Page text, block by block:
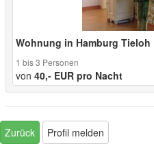
Wohnung in Hamburg Tieloh
1 bis 3 Personen
von 40,- EUR pro Nacht
Zurück Profil melden